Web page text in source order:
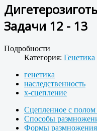
Задачи 12 - 13
Подробности
Категория: Генетика
генетика
наследственность
х-сцепление
Сцепленное с полом
Способы
Формы размножения